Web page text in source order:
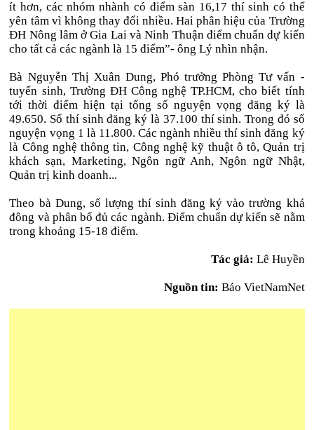
ít hơn, các nhóm nhành có điểm sàn 16,17 thí sinh có thể
yên tâm vì không thay đổi nhiều. Hai phân hiệu của Trường
ĐH Nông lâm ở Gia Lai và Ninh Thuận điểm chuẩn dự kiến
cho tất cả các ngành là 15 điểm”- ông Lý nhìn nhận.
Bà Nguyễn Thị Xuân Dung, Phó trưởng Phòng Tư vấn -
tuyển sinh, Trường ĐH Công nghệ TP.HCM, cho biết tính
tới thời điểm hiện tại tổng số nguyện vọng đăng ký là
49.650. Số thí sinh đăng ký là 37.100 thí sinh. Trong đó số
nguyện vọng 1 là 11.800. Các ngành nhiều thí sinh đăng ký
là Công nghệ thông tin, Công nghệ kỹ thuật ô tô, Quản trị
khách sạn, Marketing, Ngôn ngữ Anh, Ngôn ngữ Nhật,
Quản trị kinh doanh...
Theo bà Dung, số lượng thí sinh đăng ký vào trường khá
đông và phân bổ đủ các ngành. Điểm chuẩn dự kiến sẽ nằm
trong khoảng 15-18 điểm.
Tác giả: Lê Huyền
Nguồn tin: Báo VietNamNet